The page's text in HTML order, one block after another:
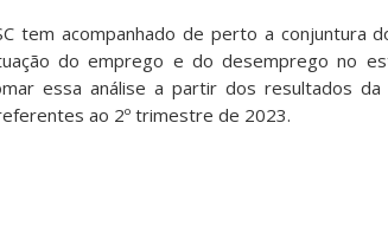
tem acompanhado de perto a conjuntura
do emprego e do desemprego no
essa análise a partir dos resultados da
ao 2º trimestre de 2023.